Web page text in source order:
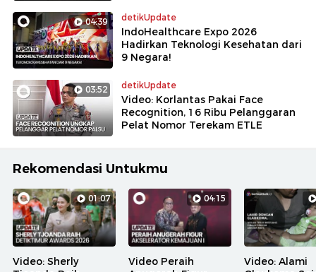
04:39 detikUpdate
IndoHealthcare Expo 2026
Hadirkan Teknologi Kesehatan dari
9 Negara!
03:52 detikUpdate
Video: Korlantas Pakai Face
Recognition, 16 Ribu Pelanggaran
Pelat Nomor Terekam ETLE
Rekomendasi Untukmu
01:07
Video: Sherly
04:15
Video Peraih
Video: Alami